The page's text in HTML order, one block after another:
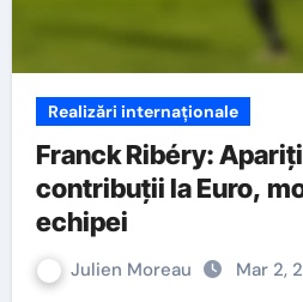
Realizări internaționale
Franck Ribéry:
contribuții la Euro,
echipei
Julien Moreau Mar 2,